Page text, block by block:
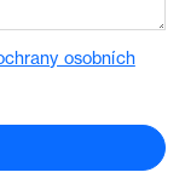
osobních